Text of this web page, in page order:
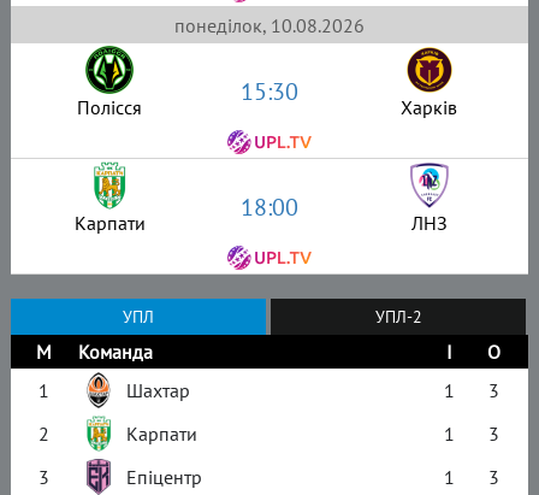
понеділок, 10.08.2026
Полісся 15:30 Харків
Карпати 18:00 ЛНЗ
УПЛ УПЛ-2
М Команда І
О
1
Шахтар 1
3
2
Карпати 1
3
3
Епіцентр 1
3